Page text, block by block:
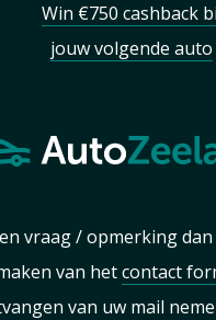
Win €750 cashback
jouw volgende auto
vraag / opmerking
van hetcontact
van uw mail